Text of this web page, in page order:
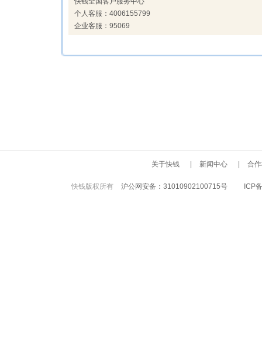
关于快钱 新闻中心 合
快钱版权所有 沪公网安备：31010902100715号 ICP